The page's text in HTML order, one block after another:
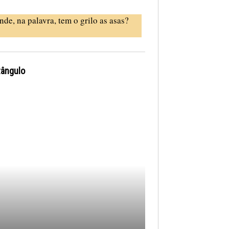
na palavra, tem o grilo as asas?